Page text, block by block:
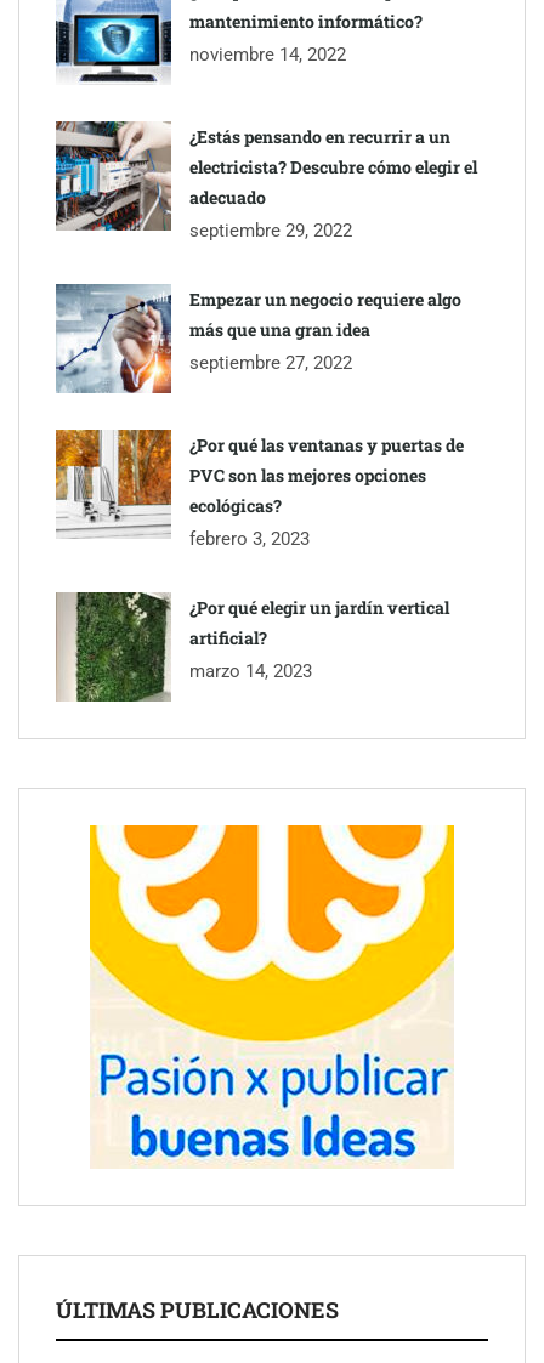
TBKids impulsa su expansión nacional con un modelo de
franquicia que redefine la educación tecnológica
Millones de desplazamientos en verano reabren el debate sobre
la seguridad en las carreteras, según SMA Road Safety
Perfumería Laura incorpora Nasomatto a su selección de
mantenimiento informático?
noviembre 14, 2022
¿Estás pensando en recurrir a un
electricista? Descubre cómo elegir el
adecuado
septiembre 29, 2022
Empezar un negocio requiere algo
más que una gran idea
septiembre 27, 2022
¿Por qué las ventanas y puertas de
PVC son las mejores opciones
ecológicas?
febrero 3, 2023
¿Por qué elegir un jardín vertical
artificial?
marzo 14, 2023
ÚLTIMAS PUBLICACIONES